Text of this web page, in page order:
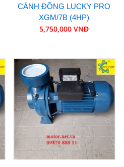
CÁNH ĐỒNG LUCKY PRO
XGM/7B (4HP)
5,750,000 VNĐ